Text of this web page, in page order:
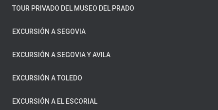
TOUR PRIVADO DEL MUSEO DEL PRADO
EXCURSIÓN A SEGOVIA
EXCURSIÓN A SEGOVIA Y AVILA
EXCURSIÓN A TOLEDO
EXCURSIÓN A EL ESCORIAL